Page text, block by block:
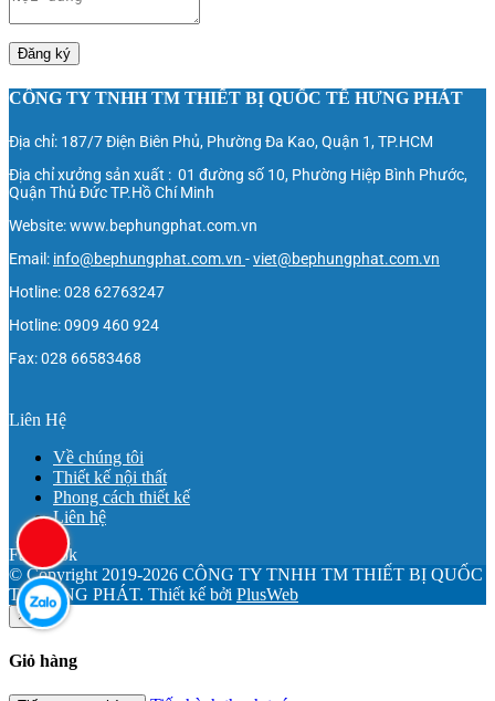
Đăng ký
CÔNG TY TNHH TM THIẾT BỊ QUỐC TẾ HƯNG PHÁT
Địa chỉ: 187/7 Điện Biên Phủ, Phường Đa Kao, Quận 1, TP.HCM
Địa chỉ xưởng sản xuất : 01 đường số 10, Phường Hiệp Bình Phước,
Quận Thủ Đức TP.Hồ Chí Minh
Website: www.bephungphat.com.vn
Email: info@bephungphat.com.vn -viet@bephungphat.com.vn
Hotline: 028 62763247
Hotline: 0909 460 924
Fax: 028 66583468
Liên Hệ
Về chúng tôi
Thiết kế nội thất
Phong cách thiết kế
Liên hệ
Facebook
© Copyright 2019-2026 CÔNG TY TNHH TM THIẾT BỊ QUỐC
TẾ HƯNG PHÁT. Thiết kế bởi PlusWeb
×
Giỏ hàng